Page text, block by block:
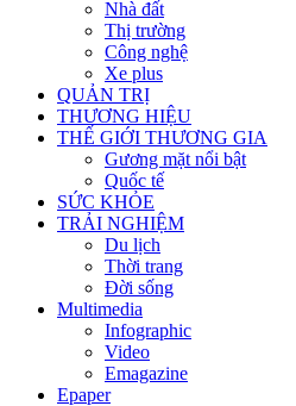
Nhà đất
Thị trường
Công nghệ
Xe plus
QUẢN TRỊ
THƯƠNG HIỆU
THẾ GIỚI THƯƠNG GIA
Gương mặt nổi bật
Quốc tế
SỨC KHỎE
TRẢI NGHIỆM
Du lịch
Thời trang
Đời sống
Multimedia
Infographic
Video
Emagazine
Epaper